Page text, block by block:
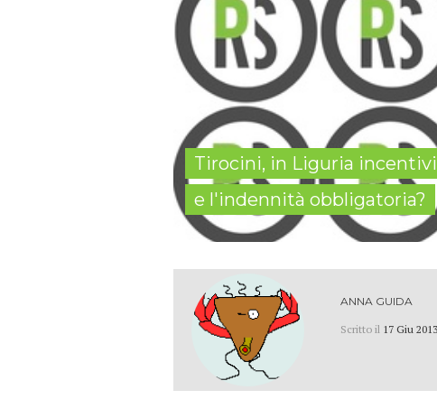
Tirocini, in Liguria
e l'indennità obbligatoria?
ANNA GUIDA
Scritto il 17 Giu 2013